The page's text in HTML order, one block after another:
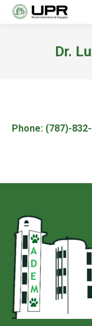
Dr.
Phone: (787)-